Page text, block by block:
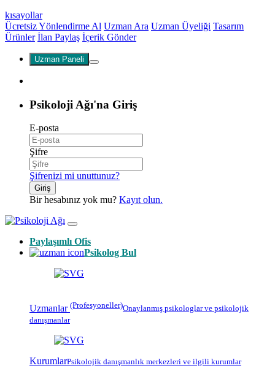
kısayollar
Ücretsiz Yönlendirme Al Uzman Ara Uzman Üyeliği Tasarım
Ürünler İlan Paylaş İçerik Gönder
Uzman Paneli
Psikoloji Ağı'na Giriş
E-posta
Şifre
Şifrenizi mi unuttunuz?
Giriş
Bir hesabınız yok mu? Kayıt olun.
Paylaşımlı Ofis
Psikolog Bul
Uzmanlar (Profesyoneller)Onaylanmış psikologlarve psikolojik
danışmanlar
KurumlarPsikolojik danışmanlık merkezleri ve ilgili kurumlar